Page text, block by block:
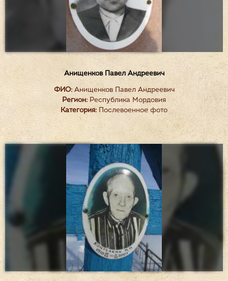
Анищенков Павел Андреевич
ФИО:Анищенков Павел Андреевич
Регион: Республика Мордовия
Категория: Послевоенное фото